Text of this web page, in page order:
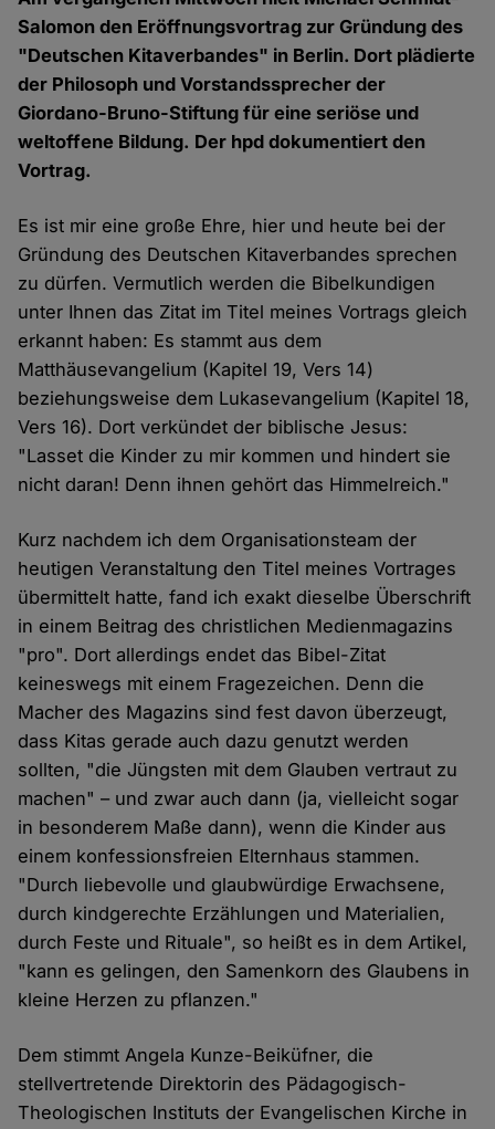
Salomon den Eröffnungsvortrag zur Gründung des
"Deutschen Kitaverbandes" in Berlin. Dort plädierte
der Philosoph und Vorstandssprecher der
Giordano-Bruno-Stiftung für eine seriöse und
weltoffene Bildung. Der hpd dokumentiert den
Vortrag.
Es ist mir eine große Ehre, hier und heute bei der
Gründung des Deutschen Kitaverbandes sprechen
zu dürfen. Vermutlich werden die Bibelkundigen
unter Ihnen das Zitat im Titel meines Vortrags gleich
erkannt haben: Es stammt aus dem
Matthäusevangelium (Kapitel 19, Vers 14)
beziehungsweise dem Lukasevangelium (Kapitel 18,
Vers 16). Dort verkündet der biblische Jesus:
"Lasset die Kinder zu mir kommen und hindert sie
nicht daran! Denn ihnen gehört das Himmelreich."
Kurz nachdem ich dem Organisationsteam der
heutigen Veranstaltung den Titel meines Vortrages
übermittelt hatte, fand ich exakt dieselbe Überschrift
in einem Beitrag des christlichen Medienmagazins
"pro". Dort allerdings endet das Bibel-Zitat
keineswegs mit einem Fragezeichen. Denn die
Macher des Magazins sind fest davon überzeugt,
dass Kitas gerade auch dazu genutzt werden
sollten, "die Jüngsten mit dem Glauben vertraut zu
machen" – und zwar auch dann (ja, vielleicht sogar
in besonderem Maße dann), wenn die Kinder aus
einem konfessionsfreien Elternhaus stammen.
"Durch liebevolle und glaubwürdige Erwachsene,
durch kindgerechte Erzählungen und Materialien,
durch Feste und Rituale", so heißt es in dem Artikel,
"kann es gelingen, den Samenkorn des Glaubens in
kleine Herzen zu pflanzen."
Dem stimmt Angela Kunze-Beiküfner, die
stellvertretende Direktorin des Pädagogisch-
Theologischen Instituts der Evangelischen Kirche in